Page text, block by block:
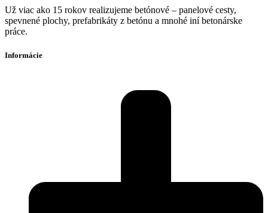
Už viac ako 15 rokov realizujeme betónové – panelové cesty,
spevnené plochy, prefabrikáty z betónu a mnohé iní betonárske
práce.
Informácie